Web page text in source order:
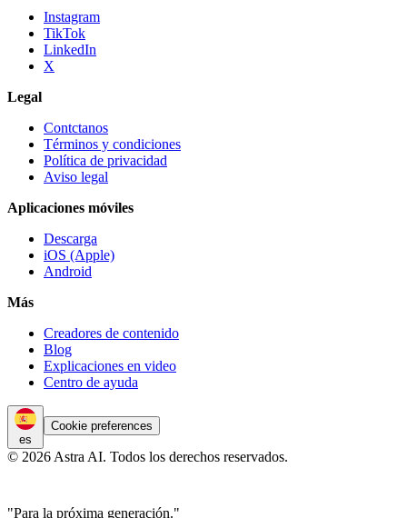
Instagram
TikTok
LinkedIn
X
Legal
Contctanos
Términos y condiciones
Política de privacidad
Aviso legal
Aplicaciones móviles
Descarga
iOS (Apple)
Android
Más
Creadores de contenido
Blog
Explicaciones en video
Centro de ayuda
es
Cookie preferences
© 2026 Astra AI. Todos los derechos reservados.
"Para la próxima generación."